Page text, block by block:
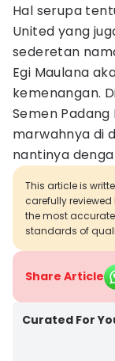
Hal serupa
United yang
sederetan
Egi Maulana
kemenangan.
Semen
marwahnya di
nantinya
This article is
carefully
the most
standards of
Share Article
Curated For